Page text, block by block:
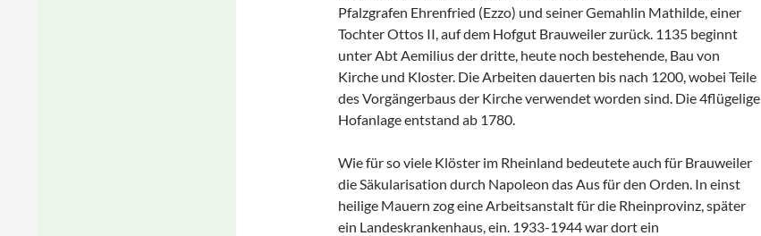
Pfalzgrafen Ehrenfried (Ezzo) und seiner Gemahlin Mathilde, einer
Tochter Ottos II, auf dem Hofgut Brauweiler zurück. 1135 beginnt
unter Abt Aemilius der dritte, heute noch bestehende, Bau von
Kirche und Kloster. Die Arbeiten dauerten bis nach 1200, wobei Teile
des Vorgängerbaus der Kirche verwendet worden sind. Die 4flügelige
Hofanlage entstand ab 1780.
Wie für so viele Klöster im Rheinland bedeutete auch für Brauweiler
die Säkularisation durch Napoleon das Aus für den Orden. In einst
heilige Mauern zog eine Arbeitsanstalt für die Rheinprovinz, später
ein Landeskrankenhaus, ein. 1933-1944 war dort ein